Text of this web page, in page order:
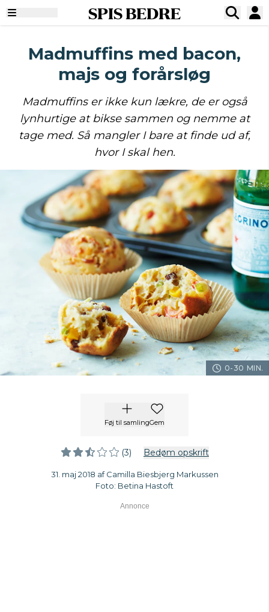
SPIS BEDRE
Madmuffins med bacon,
majs og forårsløg
Madmuffins er ikke kun lækre, de er også
lynhurtige at bikse sammen og nemme at
tage med. Så mangler I bare at finde ud af,
hvor I skal hen.
0-30 MIN.
Føj til samlingGem
(3) Bedøm opskrift
31. maj 2018 af Camilla Biesbjerg Markussen
Foto: Betina Hastoft